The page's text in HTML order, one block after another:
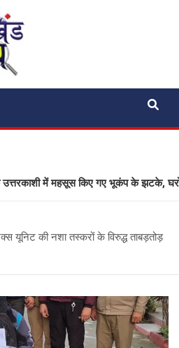
Shakshya
में महसूस किए गए भूकंप के झटके, घरों से
यूनिट की नशा तस्करों के विरुद्ध ताबड़तोड़